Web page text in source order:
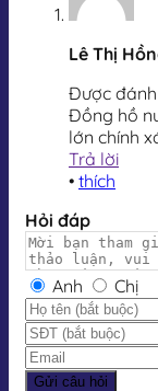
Lê Thị
Được
Đồng hồ
lớn chính
Trả lời
• thích
Hỏi đáp
Anh Chị
Gửi câu hỏi